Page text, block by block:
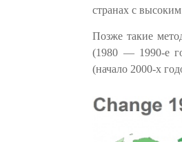
странах с
Позже такие
(1980 — 1990-е
(начало 2000-х